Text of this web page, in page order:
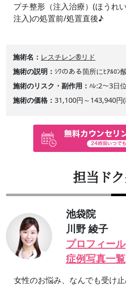
プチ整形（注入治療）(ほうれ
注入)の処置前/処置直後♪
施術名
レスチレン®リド
施術の説明
ｼﾜのある箇所にﾋｱﾙﾛﾝ
施術のリスク・副作用
ﾊﾚ:2～3日
施術の価格
31,100円～143,940円
担当ド
池袋院
川野 綾子
プロフィール
症例写真一覧
女性のお悩み、なんでも受け止